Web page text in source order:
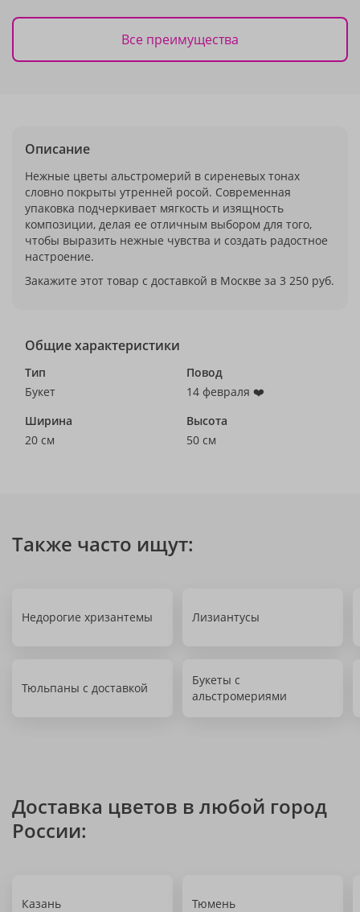
Все преимущества
Описание
Нежные цветы альстромерий в сиреневых тонах
словно покрыты утренней росой. Современная
упаковка подчеркивает мягкость и изящность
композиции, делая ее отличным выбором для того,
чтобы выразить нежные чувства и создать радостное
настроение.
Закажите этот товар с доставкой в Москве за 3 250 руб.
Общие характеристики
Тип
Букет
Повод
14 февраля ❤️
Ширина
20 см
Высота
50 см
Также часто ищут:
Недорогие хризантемы Лизиантусы
Тюльпаны с доставкой
Букеты с
альстромериями
Доставка цветов в любой город
России:
Казань Тюмень